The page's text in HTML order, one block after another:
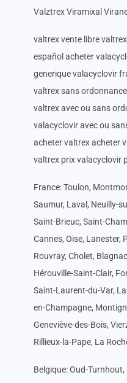
Valztrex Viramixal
valtrex vente libre
español acheter
generique valacyclovir
valtrex sans
valtrex avec ou sans
valacyclovir avec ou
acheter valtrex acheter
valtrex prix valacyclovir
France: Toulon,
Saumur, Laval, Neuilly-
Saint-Brieuc, Saint-
Cannes, Oise, Lanester,
Rouvray, Cholet,
Hérouville-Saint-Clair,
Saint-Laurent-du-Var,
en-Champagne,
Geneviève-des-Bois,
Rillieux-la-Pape, La
Belgique: Oud-